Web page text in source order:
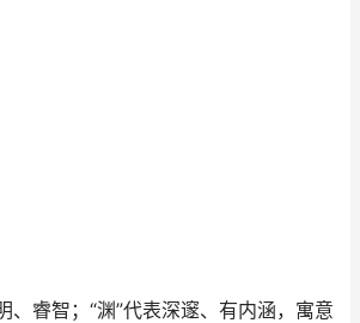
、睿智；“渊”代表深邃、有内涵，寓意